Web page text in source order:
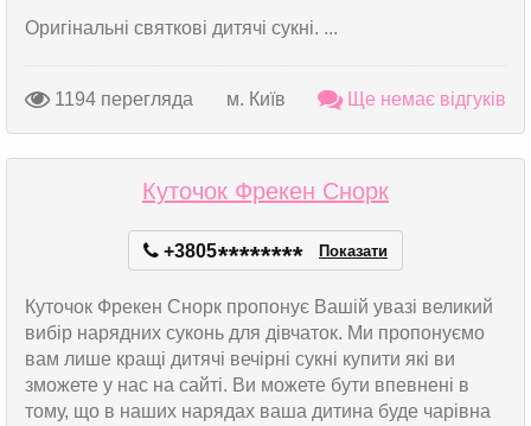
Оригінальні святкові дитячі сукні. ...
1194 перегляда м. Київ Ще немає відгуків
Куточок Фрекен Снорк
+3805******** Показати
Куточок Фрекен Снорк пропонує Вашій увазі великий
вибір нарядних суконь для дівчаток. Ми пропонуємо
вам лише кращі дитячі вечірні сукні купити які ви
зможете у нас на сайті. Ви можете бути впевнені в
тому, що в наших нарядах ваша дитина буде чарівна